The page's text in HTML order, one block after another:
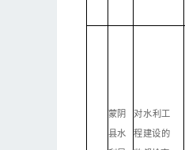
蒙阴
县水
对水利工
程建设的